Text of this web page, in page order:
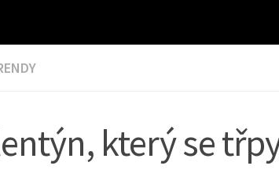
který se